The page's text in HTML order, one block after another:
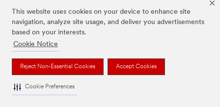
This website uses cookies on your device to enhance site
navigation, analyze site usage, and deliver you advertisements
based on your interests.
Cookie Notice
Reject Non-Essential Cookies Accept Cookies
Cookie Preferences